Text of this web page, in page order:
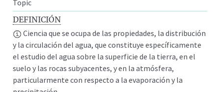
Topic
DEFINICIÓN
Ciencia que se ocupa de las propiedades, la distribución
y la circulación del agua, que constituye específicamente
el estudio del agua sobre la superficie de la tierra, en el
suelo y las rocas subyacentes, y en la atmósfera,
particularmente con respecto a la evaporación y la